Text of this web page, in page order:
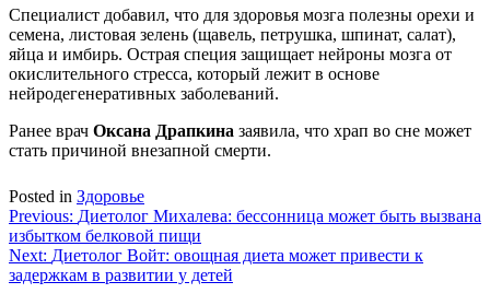
Специалист добавил, что для здоровья мозга полезны орехи и
семена, листовая зелень (щавель, петрушка, шпинат, салат),
яйца и имбирь. Острая специя защищает нейроны мозга от
окислительного стресса, который лежит в основе
нейродегенеративных заболеваний.
Ранее врач Оксана Драпкина заявила, что храп во сне может
стать причиной внезапной смерти.
Posted in Здоровье
Навигация
по
записям
Previous: Диетолог Михалева: бессонница может быть вызвана
избытком белковой пищи
Next: Диетолог Войт: овощная диета может привести к
задержкам в развитии у детей